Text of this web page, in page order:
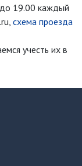
19.00 каждый
схема проезда
учесть их в